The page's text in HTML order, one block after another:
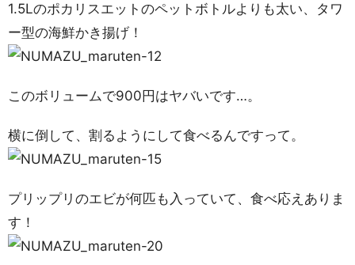
1.5Lのポカリスエットのペットボトルよりも太い、タワ
ー型の海鮮かき揚げ！
このボリュームで900円はヤバいです…。
横に倒して、割るようにして食べるんですって。
プリップリのエビが何匹も入っていて、食べ応えありま
す！